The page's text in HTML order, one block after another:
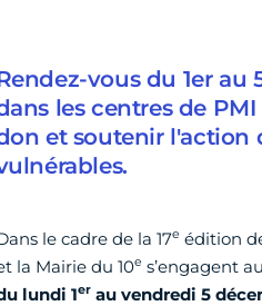
vous du 1er au
les centres de
et soutenir l'action
le cadre de la 17e édition
la Mairie du 10e s’engagent
lundi 1erau vendredi 5